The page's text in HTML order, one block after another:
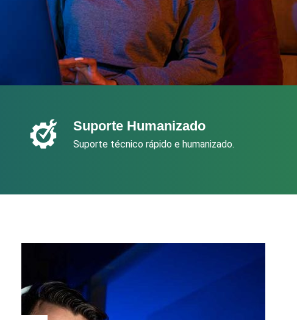
Suporte Humanizado
Suporte técnico rápido e humanizado.